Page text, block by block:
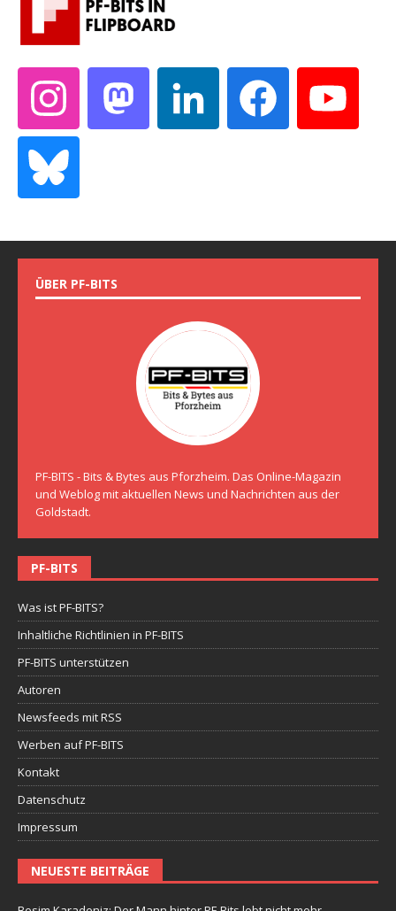
ÜBER PF-BITS
PF-BITS - Bits & Bytes aus Pforzheim. Das Online-Magazin
und Weblog mit aktuellen News und Nachrichten aus der
Goldstadt.
PF-BITS
Was ist PF-BITS?
Inhaltliche Richtlinien in PF-BITS
PF-BITS unterstützen
Autoren
Newsfeeds mit RSS
Werben auf PF-BITS
Kontakt
Datenschutz
Impressum
NEUESTE BEITRÄGE